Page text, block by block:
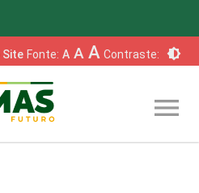
Site Fonte: A A A Contraste: brightness_6
menu